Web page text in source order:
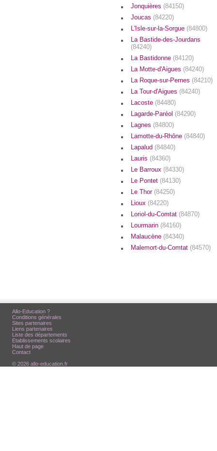
Jonquières (84150)
Joucas (84220)
L'Isle-sur-la-Sorgue (84800)
La Bastide-des-Jourdans
(84240)
La Bastidonne (84120)
La Motte-d'Aigues (84240)
La Roque-sur-Pernes (84210)
La Tour-d'Aigues (84240)
Lacoste (84480)
Lagarde-Paréol (84290)
Lagnes (84800)
Lamotte-du-Rhône (84840)
Lapalud (84840)
Lauris (84360)
Le Barroux (84330)
Le Pontet (84130)
Le Thor (84250)
Lioux (84220)
Loriol-du-Comtat (84870)
Lourmarin (84160)
Malaucène (84340)
Malemort-du-Comtat (84570)
Allo-Education ?
Conditions générales
Sites partenaires
Liens partenaires
Liste des départements
Etablissements scolaires
Haut de page
Contact
© 2026 allo-education.fr